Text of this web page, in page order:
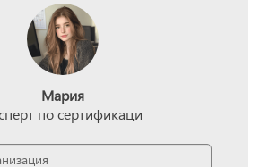
Мария
по сертификаци